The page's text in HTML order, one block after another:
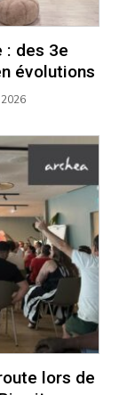
: des 3e
évolutions
lors de